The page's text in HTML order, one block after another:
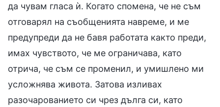
да чувам гласа ѝ. Когато спомена, че не съм
отговарял на съобщенията навреме, и ме
предупреди да не бавя работата както преди,
имах чувството, че ме ограничава, като
отрича, че съм се променил, и умишлено ми
усложнява живота. Затова изливах
разочарованието си чрез дълга си, като